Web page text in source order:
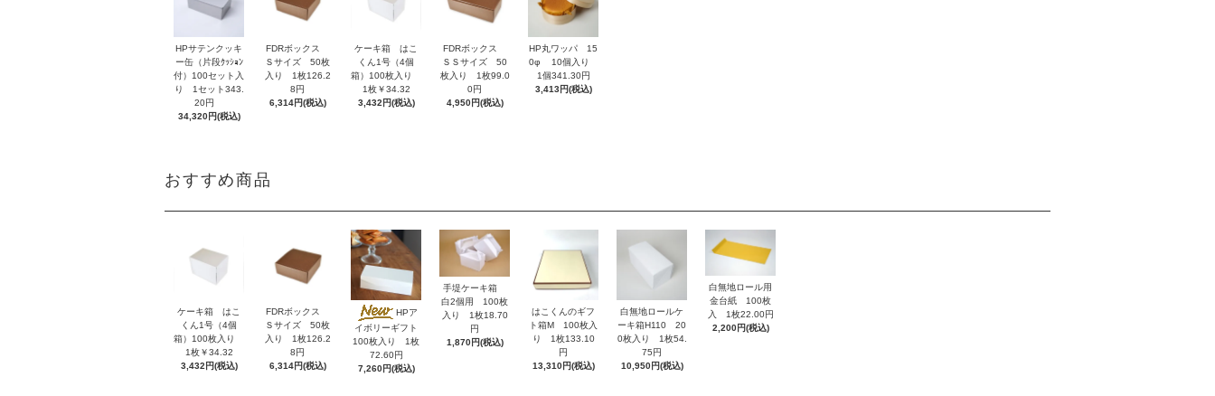
HPサテンクッキ
ー缶（片段ｸｯｼｮﾝ
付）100セット入
り 1セット343.
20円
34,320円(税込)
FDRボックス
Ｓサイズ 50枚
入り 1枚126.2
8円
6,314円(税込)
ケーキ箱 はこ
くん1号（4個
箱）100枚入り
1枚￥34.32
3,432円(税込)
FDRボックス
ＳＳサイズ 50
枚入り 1枚99.0
0円
4,950円(税込)
HP丸ワッパ 15
0φ 10個入り
1個341.30円
3,413円(税込)
おすすめ商品
ケーキ箱 はこ
くん1号（4個
箱）100枚入り
1枚￥34.32
3,432円(税込)
FDRボックス
Ｓサイズ 50枚
入り 1枚126.2
8円
6,314円(税込)
HPア
イボリーギフト
100枚入り 1枚
72.60円
7,260円(税込)
手堤ケーキ箱
白2個用 100枚
入り 1枚18.70
円
1,870円(税込)
はこくんのギフ
ト箱M 100枚入
り 1枚133.10
円
13,310円(税込)
白無地ロールケ
ーキ箱H110 20
0枚入り 1枚54.
75円
10,950円(税込)
白無地ロール用
金台紙 100枚
入 1枚22.00円
2,200円(税込)